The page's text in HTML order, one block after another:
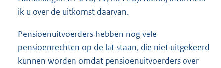
ik u over de uitkomst daarvan.
Pensioenuitvoerders hebben nog vele
pensioenrechten op de lat staan, die niet uitgekeerd
kunnen worden omdat pensioenuitvoerders over